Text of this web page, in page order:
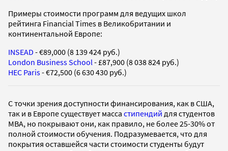
Примеры стоимости программ для ведущих школ
рейтинга Financial Times в Великобритании и
континентальной Европе:
INSEAD - €89,000 (8 139 424 руб.)
London Business School- £87,900 (8 038 824 руб.)
HEC Paris- €72,500 (6 630 430 руб.)
С точки зрения доступности финансирования, как в США,
так и в Европе существует масса стипендий для студентов
MBA, но покрывают они, как правило, не более 25-30% от
полной стоимости обучения. Подразумевается, что для
покрытия оставшейся части стоимости студенты будут